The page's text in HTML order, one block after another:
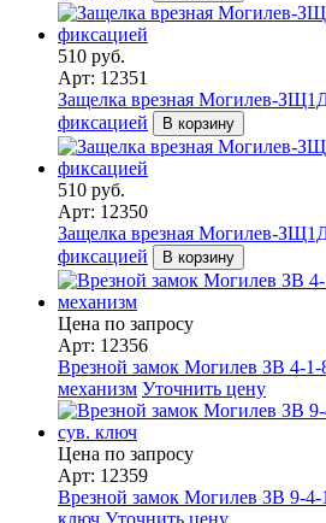
510 руб.
Арт: 12351
Защелка врезная Могилев-
фиксацией
В корзину
510 руб.
Арт: 12350
Защелка врезная Могилев-
фиксацией
В корзину
Цена по запросу
Арт: 12356
Врезной замок Могилев ЗВ 4-1-
механизм Уточнить цену
Цена по запросу
Арт: 12359
Врезной замок Могилев ЗВ 9-4-
ключ Уточнить цену